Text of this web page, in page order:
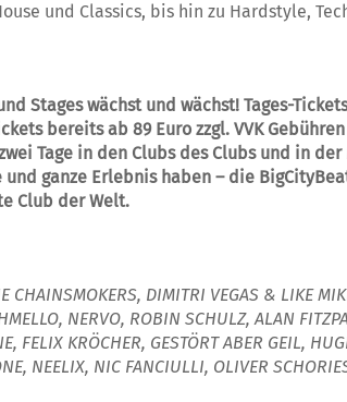
und Classics, bis hin zu Hardstyle,
Stages wächst und wächst! Tages-
bereits ab 89 Euro zzgl. VVK
Tage in den Clubs des Clubs und in
ganze Erlebnis haben – die
Club der Welt.
CHAINSMOKERS, DIMITRI VEGAS & LIKE
NERVO, ROBIN SCHULZ, ALAN
FELIX KRÖCHER, GESTÖRT ABER GEIL,
NEELIX, NIC FANCIULLI, OLIVER